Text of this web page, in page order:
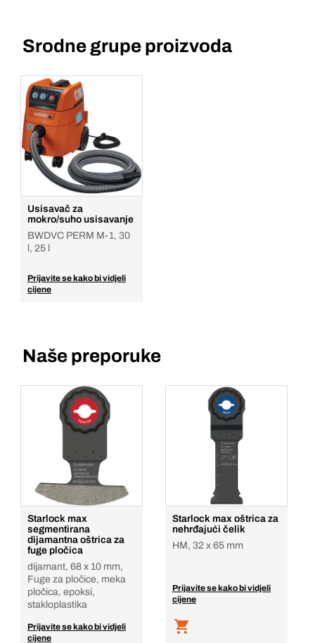
Srodne grupe proizvoda
Usisavač za
mokro/suho usisavanje
BWDVC PERM M-1, 30
l, 25 l
Prijavite se kako bi vidjeli
cijene
Naše preporuke
Starlock max
segmentirana
dijamantna oštrica za
fuge pločica
dijamant, 68 x 10 mm,
Fuge za pločice, meka
pločica, epoksi,
stakloplastika
Prijavite se kako bi vidjeli
cijene
Starlock max oštrica za
nehrđajući čelik
HM, 32 x 65 mm
Prijavite se kako bi vidjeli
cijene